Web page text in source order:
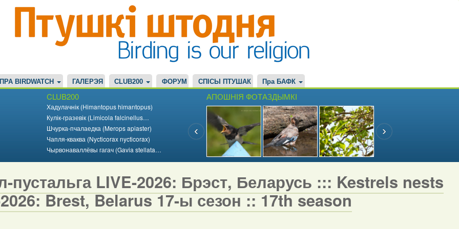
ПРА BIRDWATCH ГАЛЕРЭЯ CLUB200 ФОРУМ СПІСЫ ПТУШАК Пра БАФК
CLUB200
Хадулачнік (Himantopus himantopus)
Кулік-гразевік (Limicola falcinellus…
Шчурка-пчалаедка (Merops apiaster)
Чапля-кваква (Nycticorax nycticorax)
Чырвонаваллёвы гагач (Gavia stellata…
АПОШНІЯ ФОТАЗДЫМКІ
пустальга LIVE-2026: Брэст, Беларусь ::: Kestrels nests
Brest, Belarus 17-ы сезон :: 17th season